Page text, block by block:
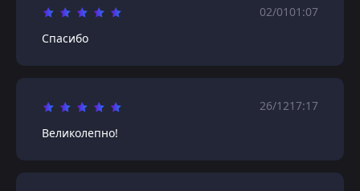
02/0101:07
Спасибо
26/1217:17
Великолепно!